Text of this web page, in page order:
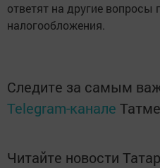
ответят на другие вопросы
налогообложения.
Следите за самым
Telegram-канале
Читайте новости